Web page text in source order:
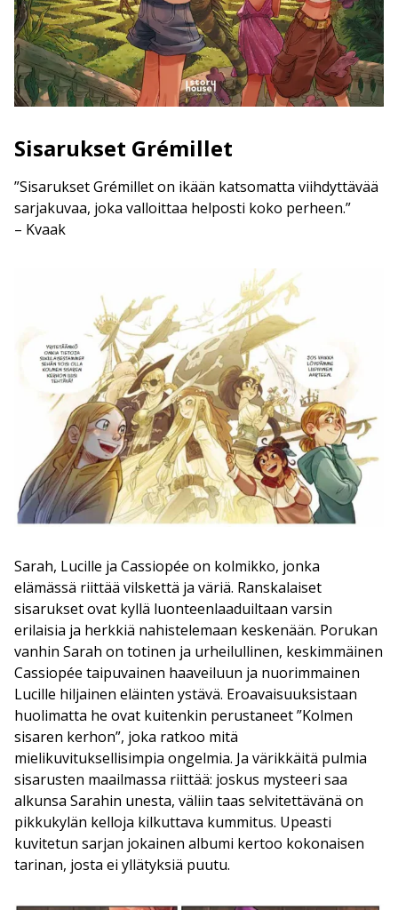
Sisarukset Grémillet
”Sisarukset Grémillet on ikään katsomatta viihdyttävää
sarjakuvaa, joka valloittaa helposti koko perheen.”
– Kvaak
Sarah, Lucille ja Cassiopée on kolmikko, jonka
elämässä riittää vilskettä ja väriä. Ranskalaiset
sisarukset ovat kyllä luonteenlaaduiltaan varsin
erilaisia ja herkkiä nahistelemaan keskenään. Porukan
vanhin Sarah on totinen ja urheilullinen, keskimmäinen
Cassiopée taipuvainen haaveiluun ja nuorimmainen
Lucille hiljainen eläinten ystävä. Eroavaisuuksistaan
huolimatta he ovat kuitenkin perustaneet ”Kolmen
sisaren kerhon”, joka ratkoo mitä
mielikuvituksellisimpia ongelmia. Ja värikkäitä pulmia
sisarusten maailmassa riittää: joskus mysteeri saa
alkunsa Sarahin unesta, väliin taas selvitettävänä on
pikkukylän kelloja kilkuttava kummitus. Upeasti
kuvitetun sarjan jokainen albumi kertoo kokonaisen
tarinan, josta ei yllätyksiä puutu.